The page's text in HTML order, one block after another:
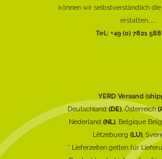
können wir selbstverständlich
erstatten......
Tel.: +49 (0) 7821
YERD Versand
Deutschland(DE), Österreich
Nederland (NL), Belgique
Lëtzebuerg (LU),
* Lieferzeiten gelten für